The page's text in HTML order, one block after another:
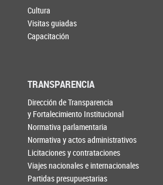
Cultura
Visitas guiadas
Capacitación
TRANSPARENCIA
Dirección de Transparencia
y Fortalecimiento Institucional
Normativa parlamentaria
Normativa y actos administrativos
Licitaciones y contrataciones
Viajes nacionales e internacionales
Partidas presupuestarias